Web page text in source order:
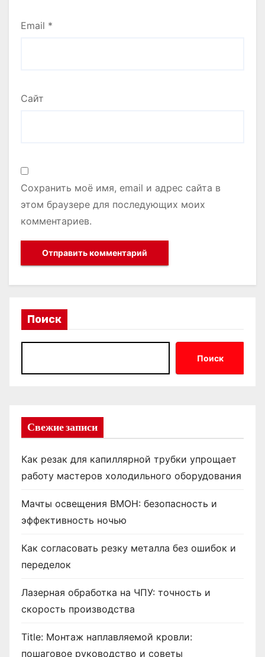
Email *
Сайт
Сохранить моё имя, email и адрес сайта в
этом браузере для последующих моих
комментариев.
Поиск
Поиск
Свежие записи
Как резак для капиллярной трубки упрощает
работу мастеров холодильного оборудования
Мачты освещения ВМОН: безопасность и
эффективность ночью
Как согласовать резку металла без ошибок и
переделок
Лазерная обработка на ЧПУ: точность и
скорость производства
Title: Монтаж наплавляемой кровли:
пошаговое руководство и советы